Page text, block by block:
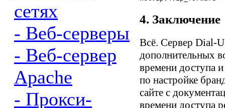
сетях
- Веб-серверы
- Веб-сервер
Apache
- Прокси-
4. Заключение
Всё. Сервер Dial-
дополнительных
времени доступа
по настройке
сайте с
времени доступа